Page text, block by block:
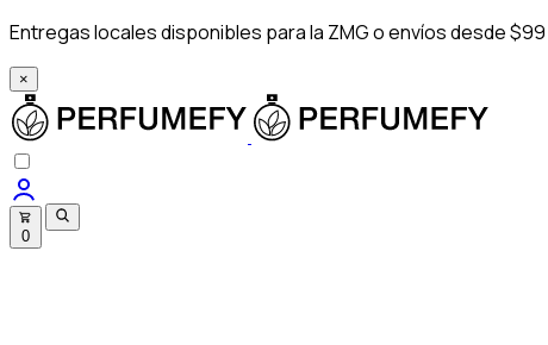
Entregas locales disponibles para la ZMG o envíos desde
×
0